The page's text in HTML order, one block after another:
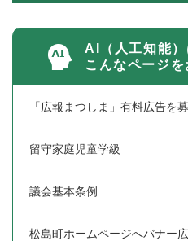
AI（人工知能）
こんなページ
「広報まつしま」有料広告を
留守家庭児童学級
議会基本条例
松島町ホームページへバナー